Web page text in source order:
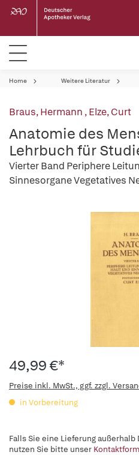
Home Weitere Literatur
Braus, Hermann ,Elze, Curt
Anatomie des
Lehrbuch für
Vierter Band Periphere
Sinnesorgane Vegetatives
49,99 €*
Preise inkl. MwSt., ggf. zzgl.
in Vorbereitung
Falls Sie eine Lieferung außerhalb
nutzen Sie bitte unser